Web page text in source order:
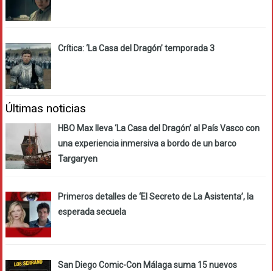
Crítica: ‘La Casa del Dragón’ temporada 3
Últimas noticias
HBO Max lleva ‘La Casa del Dragón’ al País Vasco con
una experiencia inmersiva a bordo de un barco
Targaryen
Primeros detalles de ‘El Secreto de La Asistenta’, la
esperada secuela
San Diego Comic-Con Málaga suma 15 nuevos